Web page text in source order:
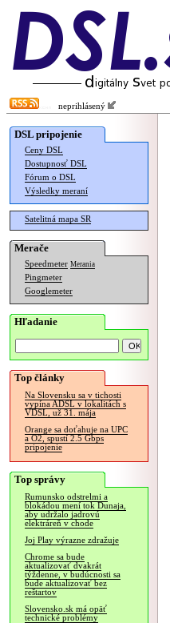
neprihlásený
DSL pripojenie
Ceny DSL
Dostupnosť DSL
Fórum o DSL
Výsledky meraní
Satelitná mapa SR
Merače
Speedmeter Merania
Pingmeter
Googlemeter
Hľadanie
Top články
Na Slovensku sa v tichosti
vypína ADSL v lokalitách s
VDSL, už 31. mája
Orange sa doťahuje na UPC
a O2, spustí 2.5 Gbps
pripojenie
Top správy
Rumunsko odstrelmi a
blokádou mení tok Dunaja,
aby udržalo jadrovú
elektráreň v chode
Joj Play výrazne zdražuje
Chrome sa bude
aktualizovať dvakrát
týždenne, v budúcnosti sa
bude aktualizovať bez
reštartov
Slovensko.sk má opäť
technické problémy